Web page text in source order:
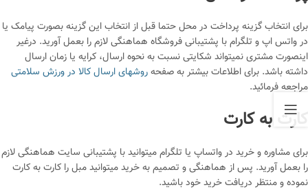
برای انتخاب گزینه پرداخت در محل حتما قبل از انتخاب این گزینه بصورت پیامک یا
در واتس اپ و تلگرام با پشتیبانی فروشگاه هماهنگی لازم را بعمل آورید. درغیر
اینصورت مشتری نمیتواند شکایتی نسبت به نحوه ارسال، کرایه یا زمان ارسال
داشته باشد. برای اطلاعات بیشتر به صفحهروشهای ارسال کالا در ورزش سلامتی
مراجعه فرمائید.
کارت به کارت
برای مشاوره و خرید در واتساپ یا تلگرام میتوانید با پشتیبانی سایت هماهنگی لازم
را بعمل آورید. پس از هماهنگی و تصمیم به خرید میتوانید مبل را کارت به کارت
نموده و منتظر دریافت خرید خود باشید.